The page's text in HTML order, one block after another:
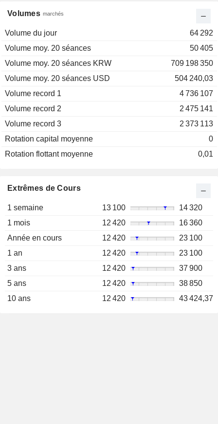
Volumes marchés
Volume du jour
64 292
Volume moy. 20 séances
50 405
Volume moy. 20 séances KRW
709 198 350
Volume moy. 20 séances USD
504 240,03
Volume record 1
4 736 107
Volume record 2
2 475 141
Volume record 3
2 373 113
Rotation capital moyenne
0
Rotation flottant moyenne
0,01
Extrêmes de Cours
1 semaine 13 100
14 320
1 mois
12 420
16 360
Année en cours
12 420
23 100
1 an
12 420
23 100
3 ans
12 420
37 900
5 ans
12 420
38 850
10 ans
12 420 43 424,37